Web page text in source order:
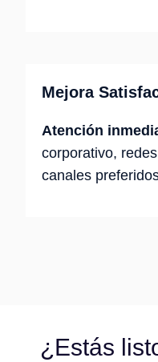
Mejora
Atención
corporativo,
canales
¿Estás